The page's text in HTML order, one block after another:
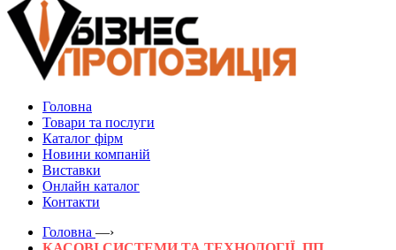
Головна
Товари та послуги
Каталог фірм
Новини компаній
Виставки
Онлайн каталог
Контакти
Головна —›